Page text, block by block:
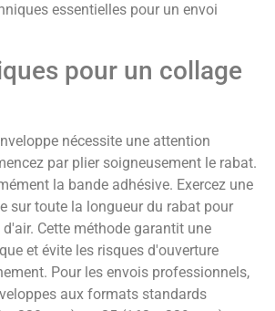
essentielles pour un envoi
pour un collage
nécessite une attention
par plier soigneusement le rabat.
la bande adhésive. Exercez une
sur toute la longueur du rabat pour
Cette méthode garantit une
et évite les risques d'ouverture
Pour les envois professionnels,
aux formats standards